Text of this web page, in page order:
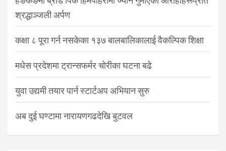
श्रद्धाञ्जली अर्पण
कक्षा ८ पूरा गर्न नसकेका १३७ बालबालिकालाई वैकल्पिक शिक्षा
मधेस प्रदेशमा ट्रान्सफर्मर चोरीका घटना बढे
युवा उद्यमी तयार पार्न स्टार्टअप अभियान सुरु
अब दुई घण्टामा नारायणगढदेखि बुटवल